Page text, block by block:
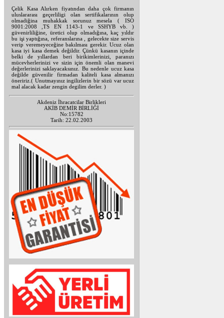
Çelik Kasa Alırken fiyatından daha çok firmanın
uluslararası geçerliligi olan sertifikalarının olup
olmadiğina muhakkak sorunuz mesela ( ISO
9001:2008 ,TS EN 1143-1 ve SSHYB vb. )
güvenirliliğine, üretici olup olmadığına, kaç yıldır
bu işi yaptığına, referanslarına , gelecekte size servis
verip veremeyeceğine bakılması gerekir. Ucuz olan
kasa iyi kasa demek değildir. Çünkü kasanın içinde
belki de yıllardan beri birikimlerinizi, paranızı
mücevherlerinizi ve sizin için önemli olan manevi
değerlerinizi saklayacaksınız. Bu nedenle ucuz kasa
değilde güvenilir firmadan kaliteli kasa almanızı
öneririz.( Unutmayınız ingilizlerin bir sözü var ucuz
mal alacak kadar zengin degilim derler. )
Akdeniz İhracatcilar Birlikleri
AKİB DEMİR BİRLİĞİ
No:15782
Tarih: 22.02.2003